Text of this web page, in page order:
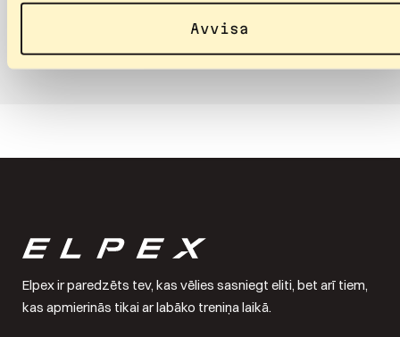
Avvisa
Elpex ir paredzēts tev, kas vēlies sasniegt eliti, bet arī tiem,
kas apmierinās tikai ar labāko treniņa laikā.